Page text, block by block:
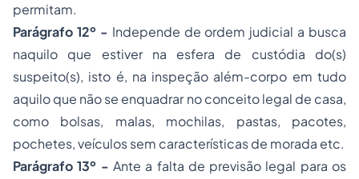
permitam.
Parágrafo 12º - Independe de ordem judicial a busca
naquilo que estiver na esfera de custódia do(s)
suspeito(s), isto é, na inspeção além-corpo em tudo
aquilo que não se enquadrar no conceito legal de casa,
como bolsas, malas, mochilas, pastas, pacotes,
pochetes, veículos sem características de morada etc.
Parágrafo 13º - Ante a falta de previsão legal para os